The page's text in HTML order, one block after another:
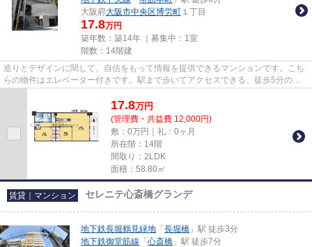
大阪府大阪市中央区博労町 １丁目
17.8万円
築年数：築14年 ｜募集中： 1室
階数：14階建
造りとデザインに関して、自信をもって情報を提供できるマンションです。こち
らの物件はエレベーター付きです。駅まで歩いてアクセスできる、徒歩5分の距
17.8万円
(管理費・共益費 12,000円)
敷：0万円｜礼：0ヶ月
所在階：14階
間取り：2LDK
面積：58.80㎡
賃貸｜マンション セレニテ心斎橋グランデ
地下鉄長堀鶴見緑地 「 長堀橋 」駅 徒歩3分
地下鉄御堂筋線 「 心斎橋 」駅 徒歩7分